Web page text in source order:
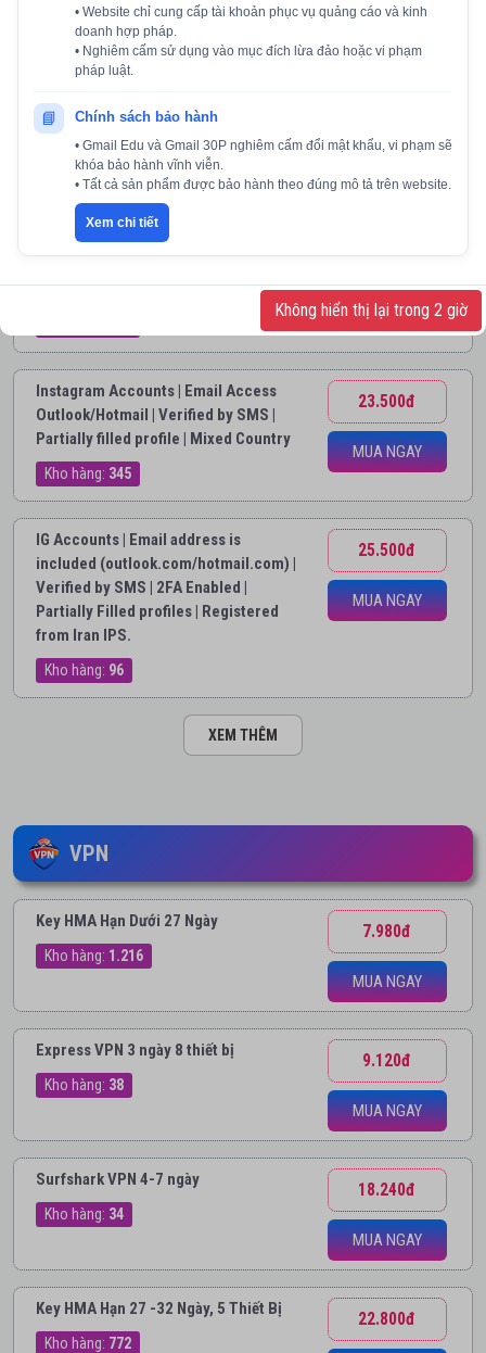
Kho hàng:1.642 MUA NGAY
HONGKONG
Kho hàng:33 MUA NGAY
IG Accounts | Email not included |
Account is empty (no posts, no profile
Device Created | Mixed Country
Instagram Accounts | Email Access
Outlook/Hotmail | Verified by SMS |
Partially filled profile | Mixed Country
Kho hàng: 345
23.500đ
MUA NGAY
IG Accounts | Email address is
included (outlook.com/hotmail.com) |
Verified by SMS | 2FA Enabled |
Partially Filled profiles | Registered
from Iran IPS.
Kho hàng: 96
25.500đ
MUA NGAY
XEM THÊM
VPN
Key HMA Hạn Dưới 27 Ngày
Kho hàng: 1.216
7.980đ
MUA NGAY
Express VPN 3 ngày 8 thiết bị
Kho hàng: 38
9.120đ
MUA NGAY
Surfshark VPN 4-7 ngày
Kho hàng: 34
18.240đ
MUA NGAY
Key HMA Hạn 27 -32 Ngày, 5 Thiết Bị
Kho hàng: 772
22.800đ
• Website chỉ cung cấp tài khoản phục vụ quảng cáo và kinh
doanh hợp pháp.
• Nghiêm cấm sử dụng vào mục đích lừa đảo hoặc vi phạm
pháp luật.
📘 Chính sách bảo hành
• Gmail Edu và Gmail 30P nghiêm cấm đổi mật khẩu, vi phạm sẽ
khóa bảo hành vĩnh viễn.
• Tất cả sản phẩm được bảo hành theo đúng mô tả trên website.
Xem chi tiết
Không hiển thị lại trong 2 giờ